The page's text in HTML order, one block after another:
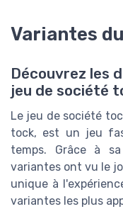
Variantes
Découvrez les
jeu de société
Le jeu de société
tock, est un jeu
temps. Grâce à
variantes ont vu le
unique à
variantes les plus